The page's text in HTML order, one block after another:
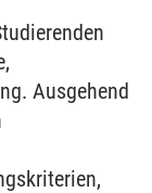
Ausgehend